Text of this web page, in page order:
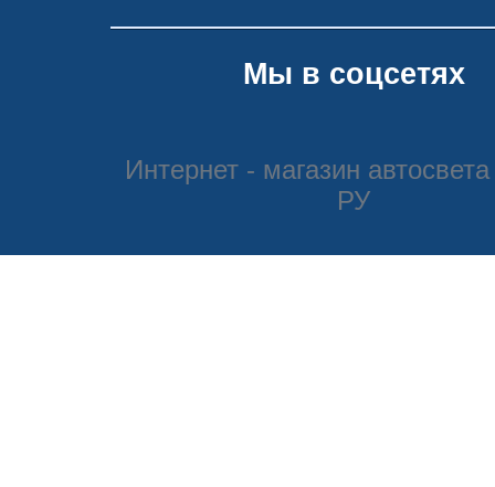
Мы в соцсетях
Интернет - магазин
РУ